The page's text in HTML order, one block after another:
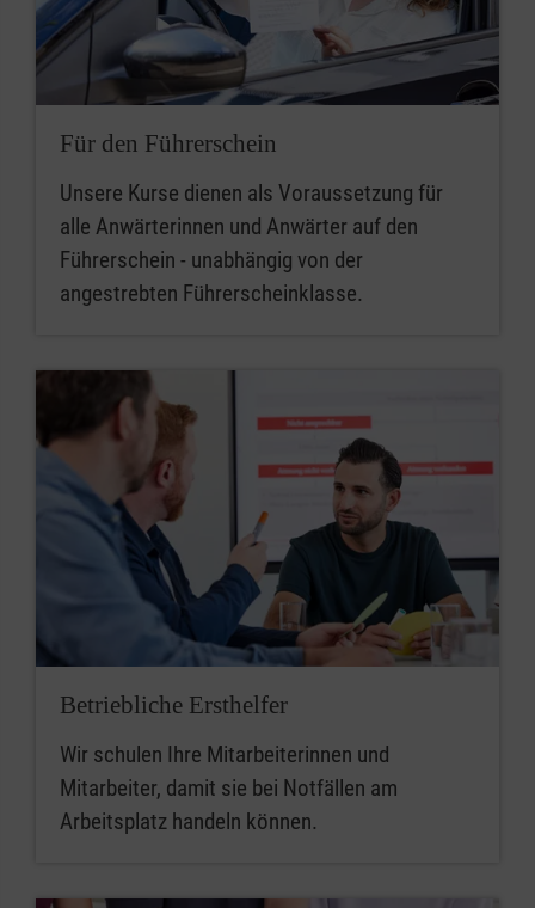
Für den Führerschein
Unsere Kurse dienen als Voraussetzung für
alle Anwärterinnen und Anwärter auf den
Führerschein - unabhängig von der
angestrebten Führerscheinklasse.
Betriebliche Ersthelfer
Wir schulen Ihre Mitarbeiterinnen und
Mitarbeiter, damit sie bei Notfällen am
Arbeitsplatz handeln können.